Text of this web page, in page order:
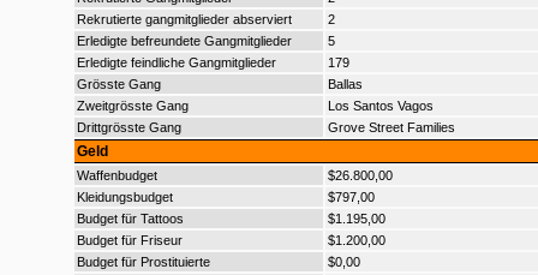
Rekrutierte gangmitglieder abserviert
2
Erledigte befreundete Gangmitglieder
5
Erledigte feindliche Gangmitglieder
179
Grösste Gang
Ballas
Zweitgrösste Gang
Los Santos Vagos
Drittgrösste Gang
Grove Street Families
Geld
Waffenbudget
$26.800,00
Kleidungsbudget
$797,00
Budget für Tattoos
$1.195,00
Budget für Friseur
$1.200,00
Budget für Prostituierte
$0,00